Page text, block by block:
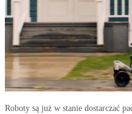
Roboty są już w stanie dostarczać